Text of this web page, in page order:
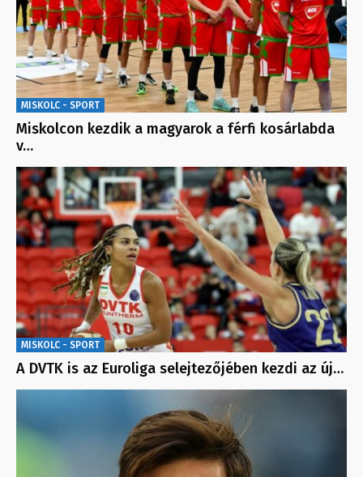
MISKOLC - SPORT
Miskolcon kezdik a magyarok a férfi kosárlabda
v…
MISKOLC - SPORT
A DVTK is az Euroliga selejtezőjében kezdi az új…